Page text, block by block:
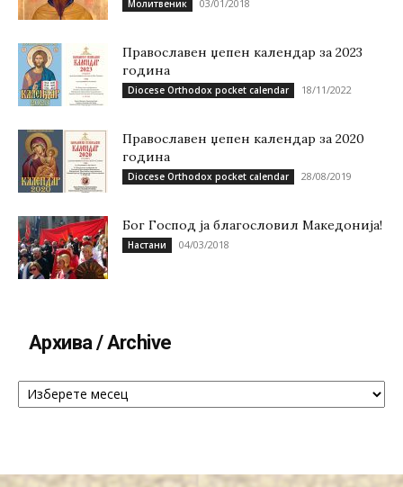
Молитвеник 03/01/2018
Православен џепен календар за 2023
година
Diocese Orthodox pocket calendar 18/11/2022
Православен џепен календар за 2020
година
Diocese Orthodox pocket calendar 28/08/2019
Бог Господ ја благословил Македонија!
Настани 04/03/2018
Архива / Archive
Архива